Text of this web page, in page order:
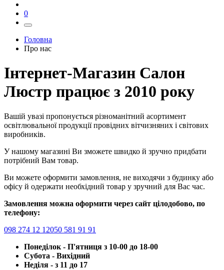
0
Головна
Про нас
Інтернет-Магазин Салон
Люстр працює з 2010 року
Вашій увазі пропонується різноманітний асортимент
освітлювальної продукції провідних вітчизняних і світових
виробників.
У нашому магазині Ви зможете швидко й зручно придбати
потрібний Вам товар.
Ви можете оформити замовлення, не виходячи з будинку або
офісу й одержати необхідний товар у зручний для Вас час.
Замовлення можна оформити через сайт цілодобово, по
телефону:
098 274 12 12050 581 91 91
Понеділок - П'ятниця з 10-00 до 18-00
Субота - Вихідний
Неділя - з 11 до 17